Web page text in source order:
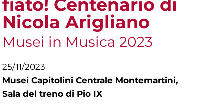
fiato! Centenario di
Nicola Arigliano
Musei in Musica 2023
25/11/2023
Musei Capitolini Centrale Montemartini,
Sala del treno di Pio IX